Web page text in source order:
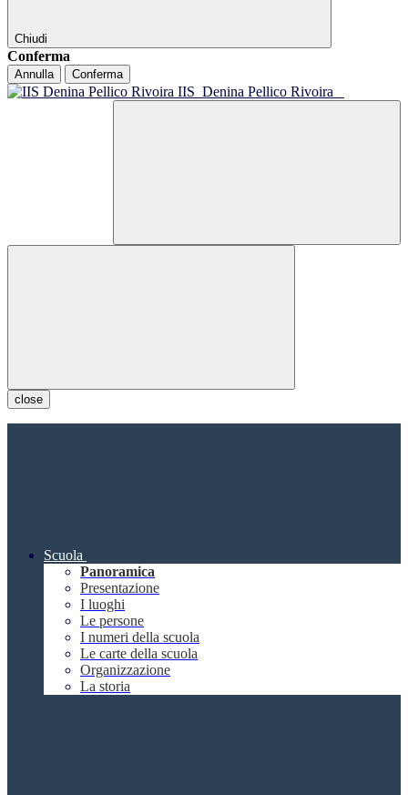
Chiudi
Conferma
Annulla Conferma
IIS Denina Pellico Rivoira
close
Scuola
Panoramica
Presentazione
I luoghi
Le persone
I numeri della scuola
Le carte della scuola
Organizzazione
La storia